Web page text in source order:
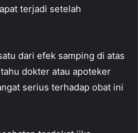
terjadi setelah
dari efek samping di atas
dokter atau apoteker
serius terhadap obat ini